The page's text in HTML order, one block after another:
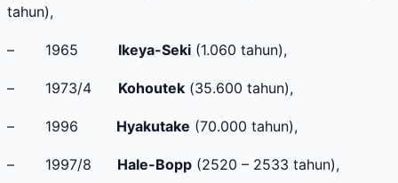
tahun),
– 1965 Ikeya-Seki (1.060 tahun),
– 1973/4 Kohoutek (35.600 tahun),
– 1996 Hyakutake (70.000 tahun),
– 1997/8 Hale-Bopp (2520 – 2533 tahun),